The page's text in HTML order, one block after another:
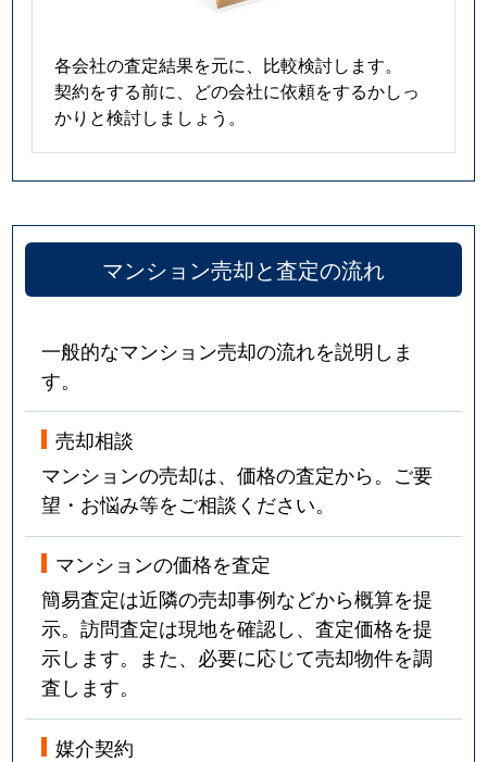
各会社の査定結果を元に、比較検討します。
契約をする前に、どの会社に依頼をするかしっ
かりと検討しましょう。
マンション売却と査定の流れ
一般的なマンション売却の流れを説明しま
す。
売却相談
マンションの売却は、価格の査定から。ご要
望・お悩み等をご相談ください。
マンションの価格を査定
簡易査定は近隣の売却事例などから概算を提
示。訪問査定は現地を確認し、査定価格を提
示します。また、必要に応じて売却物件を調
査します。
媒介契約